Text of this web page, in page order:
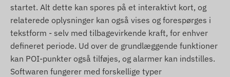
startet. Alt dette kan spores på et interaktivt kort, og
relaterede oplysninger kan også vises og forespørges i
tekstform - selv med tilbagevirkende kraft, for enhver
defineret periode. Ud over de grundlæggende funktioner
kan POI-punkter også tilføjes, og alarmer kan indstilles.
Softwaren fungerer med forskellige typer